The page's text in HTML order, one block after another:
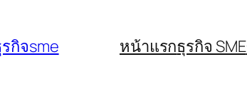
กิจsme หน้าแรกธุรกิจ SME